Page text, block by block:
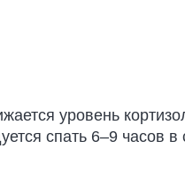
уровень
спать 6–9 часов в